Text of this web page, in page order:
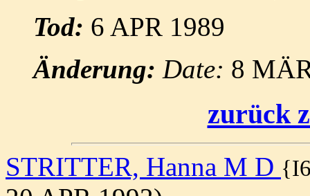
Tod: 6 APR 1989
Änderung: Date: 8
zurück
STRITTER, Hanna M D